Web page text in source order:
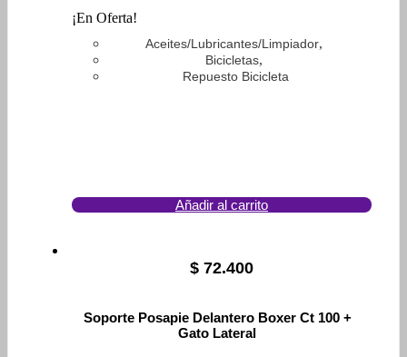
¡En Oferta!
Aceites/Lubricantes/Limpiador,
Bicicletas,
Repuesto Bicicleta
Añadir al carrito
$ 72.400
Soporte Posapie Delantero Boxer Ct 100 +
Gato Lateral